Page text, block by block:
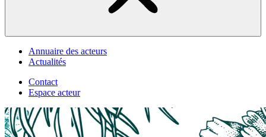
Annuaire des acteurs
Actualités
Contact
Espace acteur